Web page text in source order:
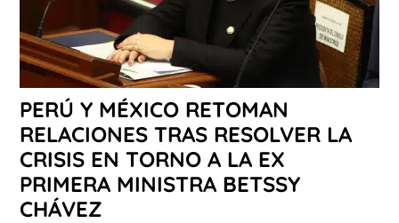
PERÚ Y MÉXICO RETOMAN
RELACIONES TRAS RESOLVER LA
CRISIS EN TORNO A LA EX
PRIMERA MINISTRA BETSSY
CHÁVEZ